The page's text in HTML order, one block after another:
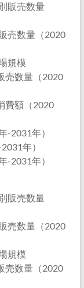
販売数量
売数量（2020
規模
売数量（2020
費額（2020
-2031年）
年）
-2031年）
販売数量
売数量（2020
規模
売数量（2020